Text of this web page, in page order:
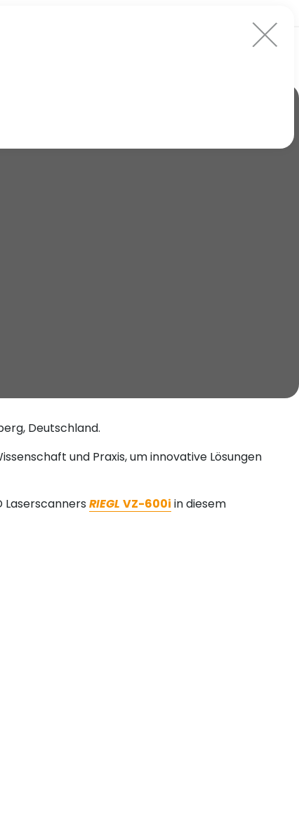
Deutschland.
und Praxis, um innovative Lösungen
Laserscanners RIEGL VZ-600i in diesem